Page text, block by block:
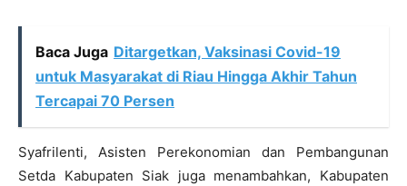
Baca Juga Ditargetkan, Vaksinasi Covid-19
untuk Masyarakat di Riau Hingga Akhir Tahun
Tercapai 70 Persen
Syafrilenti, Asisten Perekonomian dan Pembangunan
Setda Kabupaten Siak juga menambahkan, Kabupaten